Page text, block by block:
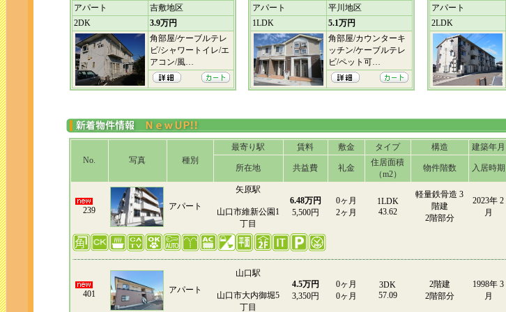
アパート
吉敷地区
2DK
3.9万円
角部屋/ケーブルテレ
ビ/シャワートイレ/エ
アコン/風…
アパート
平川地区
1LDK
5.1万円
角部屋/カウンターキ
ッチン/ケーブルテレ
ビ/ペット可…
アパート
2LDK
No. 写真 種別
最寄り駅 賃料 敷金 タイプ 構造
建築年月
所在地 共益費 礼金
住居面積
（m2）
物件階数 入居時期
239 アパート
矢原駅
山口市維新公園1
丁目
6.48万円
5,500円
0ヶ月
2ヶ月
1LDK
43.62
軽量鉄骨造 3
階建
2階部分
2023年 2
月
401 アパート
山口駅
山口市大内御堀5
丁目
4.5万円
3,350円
0ヶ月
0ヶ月
3DK
57.09
2階建
2階部分
1998年 3
月